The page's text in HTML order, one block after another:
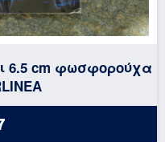
6.5 cm φωσφορούχα